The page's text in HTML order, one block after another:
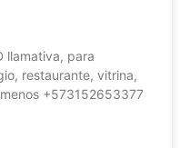
llamativa, para
restaurante, vitrina,
+573152653377